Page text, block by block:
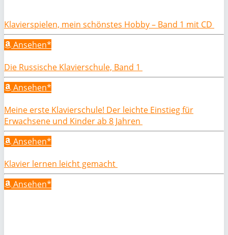
Klavierspielen, mein schönstes Hobby – Band 1 mit CD
Ansehen*
Die Russische Klavierschule, Band 1
Ansehen*
Meine erste Klavierschule! Der leichte Einstieg für
Erwachsene und Kinder ab 8 Jahren
Ansehen*
Klavier lernen leicht gemacht
Ansehen*